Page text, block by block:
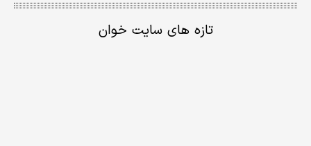
تازه های سایت خوان